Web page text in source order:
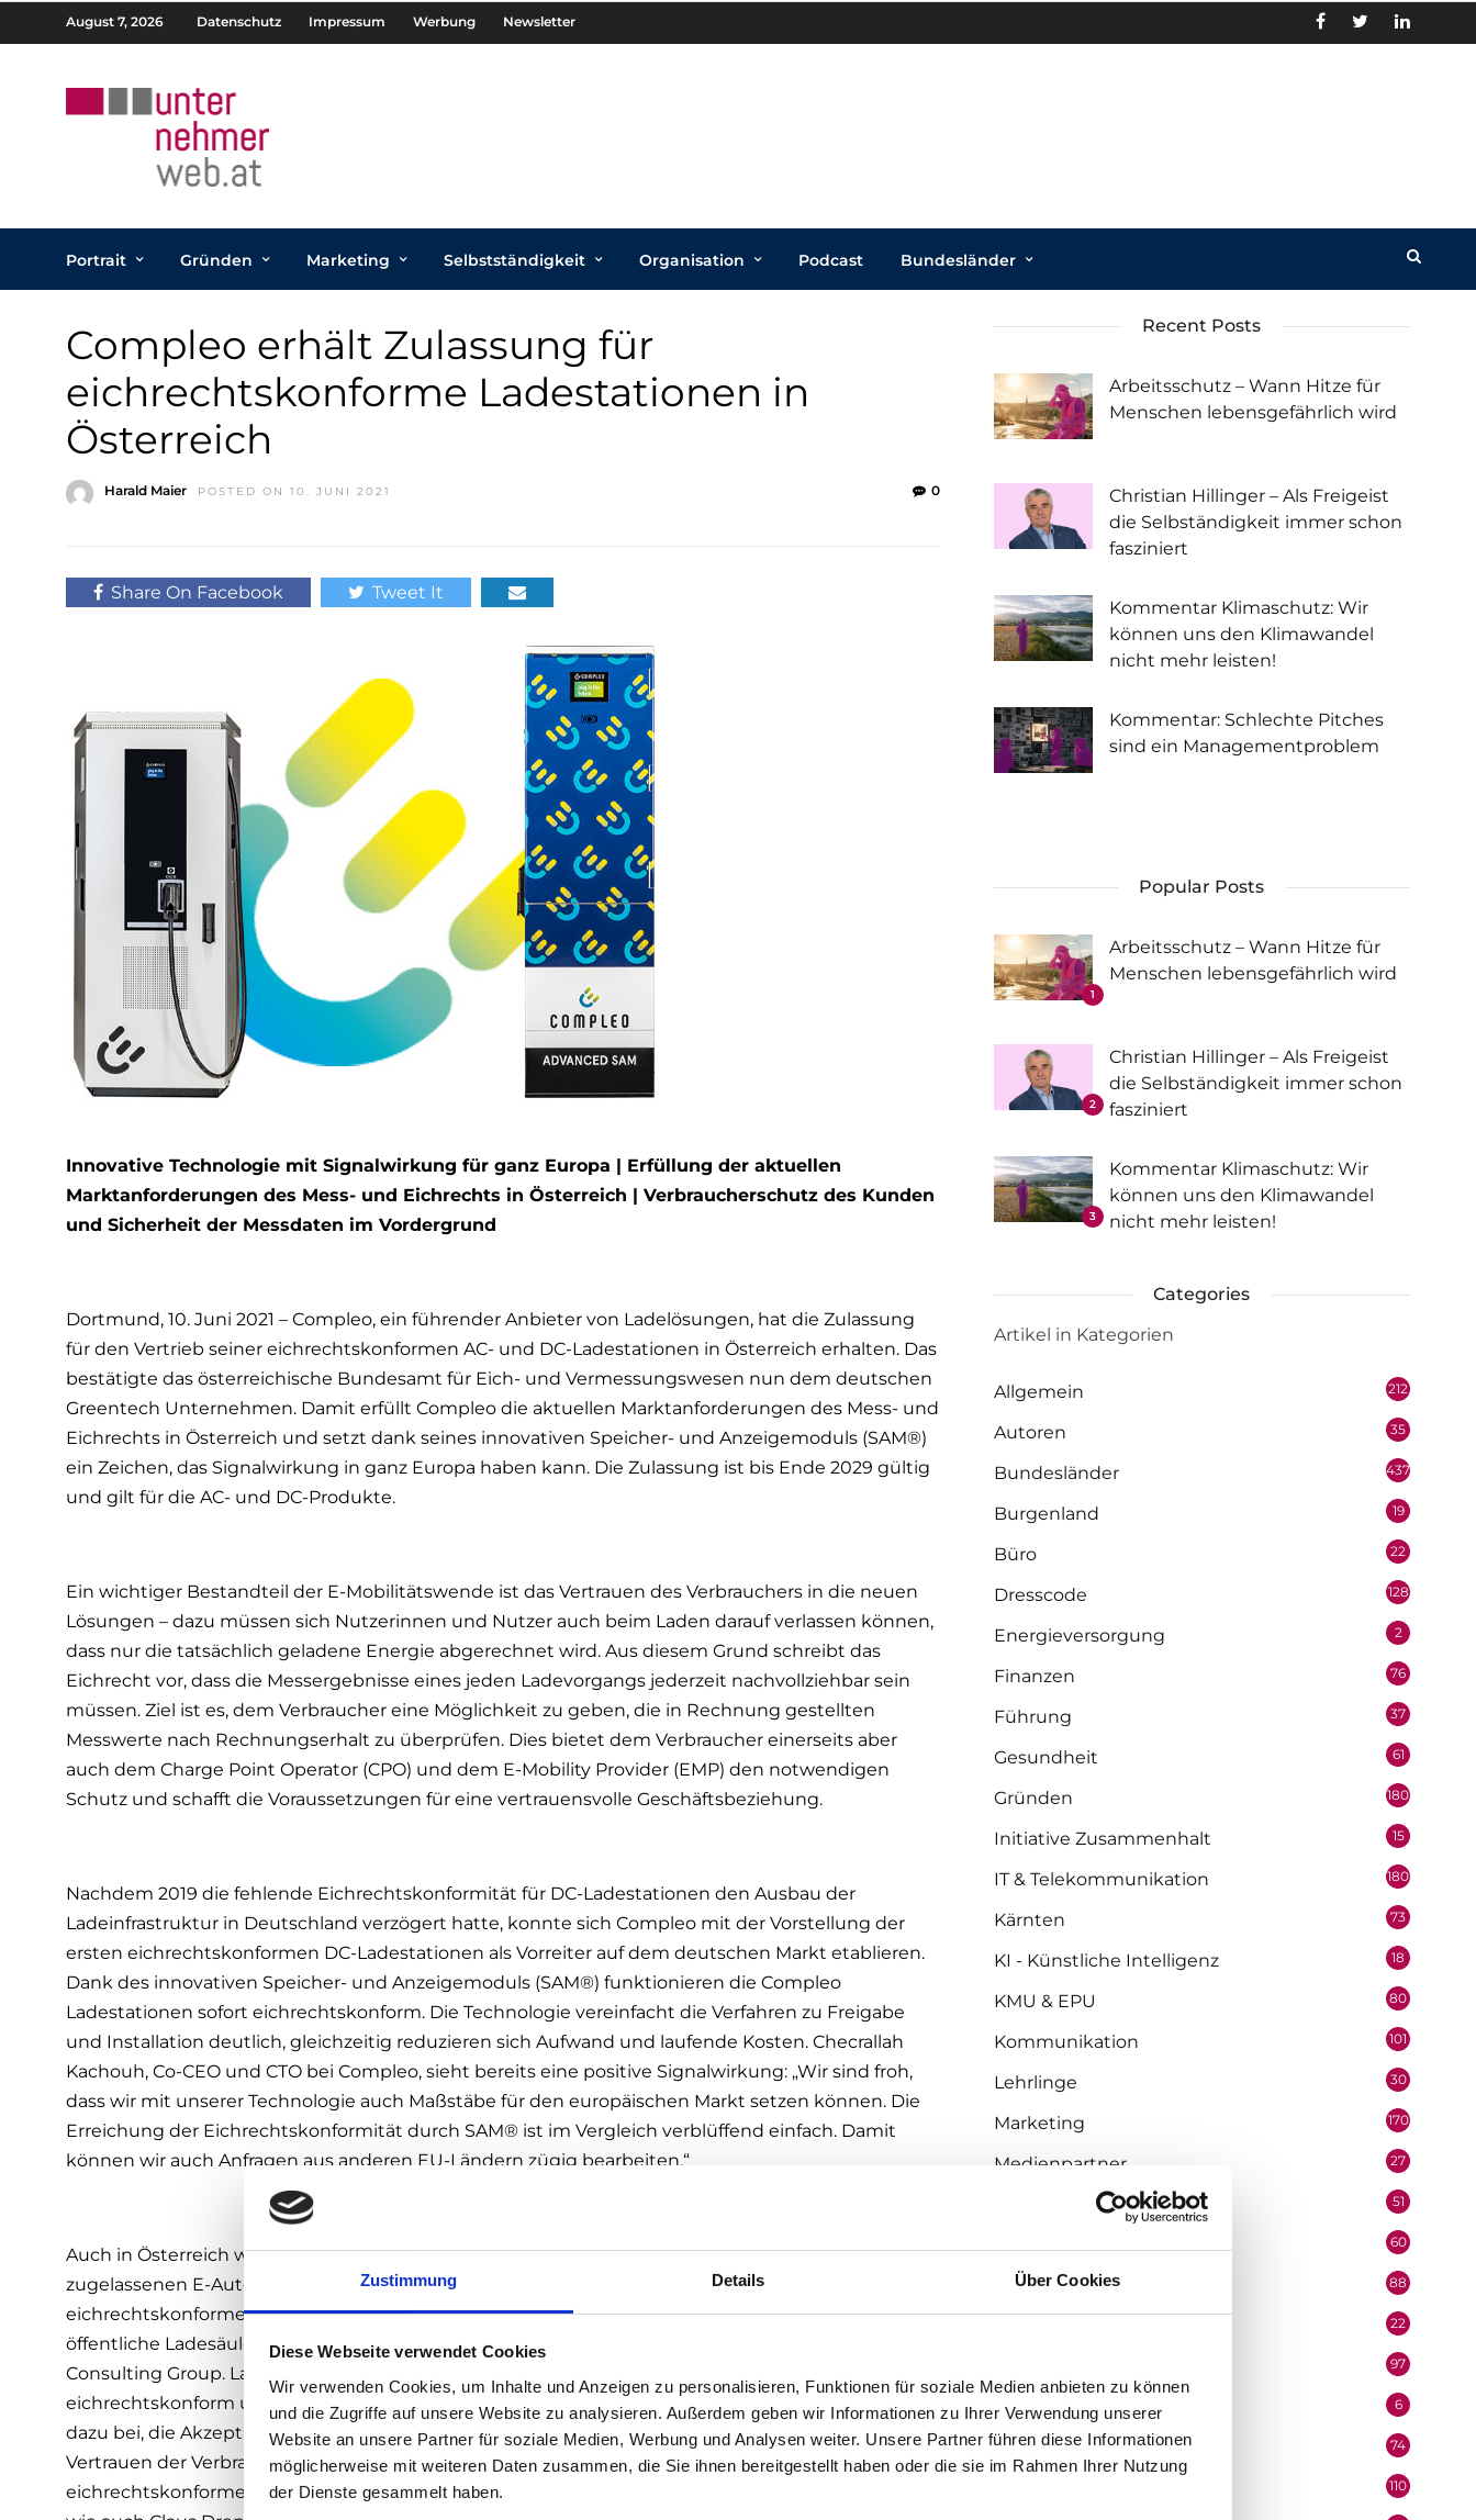
Zustimmung Details Über Cookies
Diese Webseite verwendet Cookies
Wir verwenden Cookies, um Inhalte und Anzeigen zu personalisieren, Funktionen für soziale Medien anbieten zu können
und die Zugriffe auf unsere Website zu analysieren. Außerdem geben wir Informationen zu Ihrer Verwendung unserer
Website an unsere Partner für soziale Medien, Werbung und Analysen weiter. Unsere Partner führen diese Informationen
möglicherweise mit weiteren Daten zusammen, die Sie ihnen bereitgestellt haben oder die sie im Rahmen Ihrer Nutzung
der Dienste gesammelt haben.
August 7, 2026 Datenschutz Impressum Werbung Newsletter
Portrait Gründen Marketing Selbstständigkeit Organisation Podcast Bundesländer
Compleo erhält Zulassung für
eichrechtskonforme Ladestationen in
Österreich
Harald Maier POSTED ON 10. JUNI 2021 0
Share On Facebook Tweet It
Innovative Technologie mit Signalwirkung für ganz Europa | Erfüllung der aktuellen
Marktanforderungen des Mess- und Eichrechts in Österreich | Verbraucherschutz des Kunden
und Sicherheit der Messdaten im Vordergrund
Dortmund, 10. Juni 2021 – Compleo, ein führender Anbieter von Ladelösungen, hat die Zulassung
für den Vertrieb seiner eichrechtskonformen AC- und DC-Ladestationen in Österreich erhalten. Das
bestätigte das österreichische Bundesamt für Eich- und Vermessungswesen nun dem deutschen
Greentech Unternehmen. Damit erfüllt Compleo die aktuellen Marktanforderungen des Mess- und
Eichrechts in Österreich und setzt dank seines innovativen Speicher- und Anzeigemoduls (SAM®)
ein Zeichen, das Signalwirkung in ganz Europa haben kann. Die Zulassung ist bis Ende 2029 gültig
und gilt für die AC- und DC-Produkte.
Ein wichtiger Bestandteil der E-Mobilitätswende ist das Vertrauen des Verbrauchers in die neuen
Lösungen – dazu müssen sich Nutzerinnen und Nutzer auch beim Laden darauf verlassen können,
dass nur die tatsächlich geladene Energie abgerechnet wird. Aus diesem Grund schreibt das
Eichrecht vor, dass die Messergebnisse eines jeden Ladevorgangs jederzeit nachvollziehbar sein
müssen. Ziel ist es, dem Verbraucher eine Möglichkeit zu geben, die in Rechnung gestellten
Messwerte nach Rechnungserhalt zu überprüfen. Dies bietet dem Verbraucher einerseits aber
auch dem Charge Point Operator (CPO) und dem E-Mobility Provider (EMP) den notwendigen
Schutz und schafft die Voraussetzungen für eine vertrauensvolle Geschäftsbeziehung.
Nachdem 2019 die fehlende Eichrechtskonformität für DC-Ladestationen den Ausbau der
Ladeinfrastruktur in Deutschland verzögert hatte, konnte sich Compleo mit der Vorstellung der
ersten eichrechtskonformen DC-Ladestationen als Vorreiter auf dem deutschen Markt etablieren.
Dank des innovativen Speicher- und Anzeigemoduls (SAM®) funktionieren die Compleo
Ladestationen sofort eichrechtskonform. Die Technologie vereinfacht die Verfahren zu Freigabe
und Installation deutlich, gleichzeitig reduzieren sich Aufwand und laufende Kosten. Checrallah
Kachouh, Co-CEO und CTO bei Compleo, sieht bereits eine positive Signalwirkung: „Wir sind froh,
dass wir mit unserer Technologie auch Maßstäbe für den europäischen Markt setzen können. Die
Erreichung der Eichrechtskonformität durch SAM® ist im Vergleich verblüffend einfach. Damit
können wir auch Anfragen aus anderen EU-Ländern zügig bearbeiten.“
Auch in Österreich wird dieses Thema immer relevanter – der massive Anstieg an neu
zugelassenen E-Autos in den vergangenen Monaten macht den Ausbau einer
eichrechtskonformen Ladeinfrastruktur unumgänglich. So wird Österreich bis 2030 ca. 30.000
öffentliche Ladesäulen benötigen, um den Ladebedarf zu decken, ergab eine Studie der Boston
Consulting Group. Laut Gesetzgebung müssen zur Abrechnung dienende Messwerte
eichrechtskonform und für den Verbraucher überprüfbar sein. Hier trägt das Eichrecht nicht nur
dazu bei, die Akzeptanz gegenüber der Elektromobilität zu erhöhen, sondern stärkt auch das
Vertrauen der Verbraucher in die Messwerte und eine korrekte Abrechnung. Die Zulassung seiner
eichrechtskonformen AC- und DC-Ladestationen in Österreich ist dabei ein bedeutender Faktor,
Recent Posts
Arbeitsschutz – Wann Hitze für
Menschen lebensgefährlich wird
Christian Hillinger – Als Freigeist
die Selbständigkeit immer schon
fasziniert
Kommentar Klimaschutz: Wir
können uns den Klimawandel
nicht mehr leisten!
Kommentar: Schlechte Pitches
sind ein Managementproblem
Popular Posts
1
Arbeitsschutz – Wann Hitze für
Menschen lebensgefährlich wird
2
Christian Hillinger – Als Freigeist
die Selbständigkeit immer schon
fasziniert
3
Kommentar Klimaschutz: Wir
können uns den Klimawandel
nicht mehr leisten!
Categories
Artikel in Kategorien
Allgemein 212
Autoren 35
Bundesländer 437
Burgenland 19
Büro 22
Dresscode 128
Energieversorgung 2
Finanzen 76
Führung 37
Gesundheit 61
Gründen 180
Initiative Zusammenhalt 15
IT & Telekommunikation 180
Kärnten 73
KI - Künstliche Intelligenz 18
KMU & EPU 80
Kommunikation 101
Lehrlinge 30
Marketing 170
Medienpartner 27
51
Mobilität & Logistik 60
Niederösterreich 88
22
97
Performer 6
Podcast 74
110